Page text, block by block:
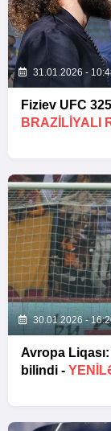
31.01.2026 -
Fiziev UFC
BRAZILIYALI
30.01.2026 -
Avropa
bilindi -